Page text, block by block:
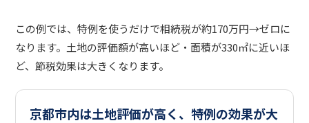
この例では、特例を使うだけで相続税が約170万円→ゼロに
なります。土地の評価額が高いほど・面積が330㎡に近いほ
ど、節税効果は大きくなります。
京都市内は土地評価が高く、特例の効果が大